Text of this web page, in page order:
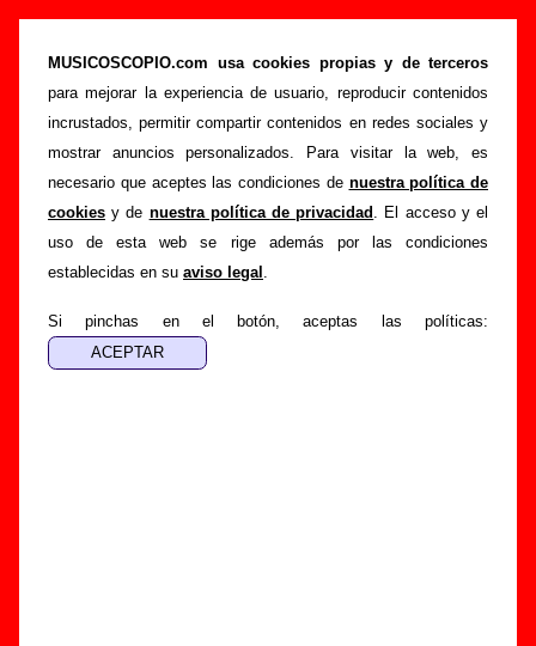
MUSICOSCOPIO.com usa cookies propias y de terceros
para mejorar la experiencia de usuario, reproducir contenidos
incrustados, permitir compartir contenidos en redes sociales y
mostrar anuncios personalizados. Para visitar la web, es
necesario que aceptes las condiciones de nuestra política de
cookies y de nuestra política de privacidad . El acceso y el
uso de esta web se rige además por las condiciones
establecidas en su aviso legal .
Si pinchas en el botón, aceptas las políticas:
“Mi vida es la música”, canción de Sidonie
(Letra e información)
Portada >Sidonie >Canciones >Mi vida es la música
Esta página pretende recopilar todo tipo de información
sobre lacanción "Mi vida es la música" interpretada por
Sidonie. Además de su letra, también aparecerá información
sobre el autor o los autores, sobre los discos en los que está
incluido este tema, sobre la grabación del mismo, sobre
tienes información adicional, puedes ayudar acompletar
esta información.